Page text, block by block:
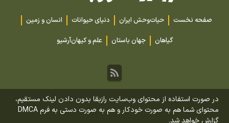
صفحه نخست حیات‌وحش ایران دنیای حیوانات
انسان و زمین
گیاهان
جهان باستان علم و کیهانآرشیو
در صورت استفاده از محتوای وب‌سایت رازبقا بدون دادن لینک مستقیم،
محتوای شما هم به صورت خودکار و هم به صورت دستی به فرم DMCA
گزارش خواهد شد.